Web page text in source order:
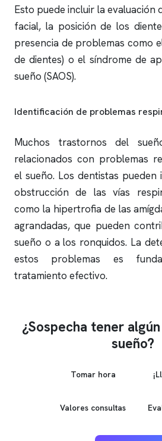
Esto puede incluir la evaluación
facial, la posición de los
presencia de problemas como
de dientes) o el síndrome de
sueño (SAOS).
Identificación de problemas
Muchos trastornos del
relacionados con problemas
el sueño. Los dentistas pueden
obstrucción de las vías
como la hipertrofia de las
agrandadas, que pueden
sueño o a los ronquidos. La
estos problemas es
tratamiento efectivo.
¿Sospecha tener
sueño?
Tomar hora
Valores consultas